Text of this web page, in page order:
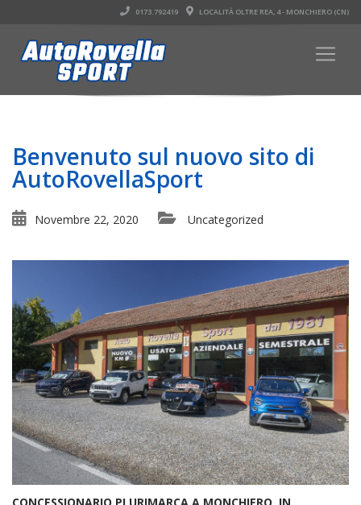
0173.792419 LOCALITÀ OLTRE REA, 4 - MONCHIERO (CN)
Benvenuto sul nuovo sito di
AutoRovellaSport
Novembre 22, 2020 Uncategorized
CONCESSIONARIO PLURIMARCA A MONCHIERO, IN